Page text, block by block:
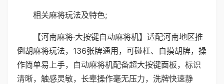
相关麻将玩法及特色;
【河南麻将·大按键自动麻将机】适配河南地区推
倒胡麻将玩法，136张牌通用，可碰杠、自摸胡牌，操
作简单易上手，自动麻将机配备超大按键面板，标识
清晰，触感灵敏，长辈操作毫无压力，洗牌快速静